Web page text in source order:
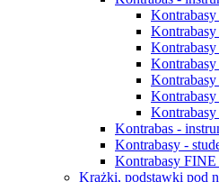
Kontrabas -
Kontrabasy -
Kontrabasy
Krążki, podstawki pod